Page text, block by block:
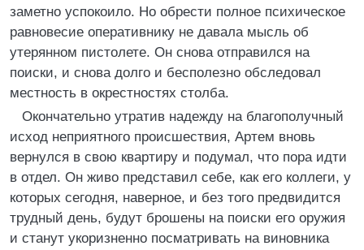
заметно успокоило. Но обрести полное психическое
равновесие оперативнику не давала мысль об
утерянном пистолете. Он снова отправился на
поиски, и снова долго и бесполезно обследовал
местность в окрестностях столба.
Окончательно утратив надежду на благополучный
исход неприятного происшествия, Артем вновь
вернулся в свою квартиру и подумал, что пора идти
в отдел. Он живо представил себе, как его коллеги, у
которых сегодня, наверное, и без того предвидится
трудный день, будут брошены на поиски его оружия
и станут укоризненно посматривать на виновника